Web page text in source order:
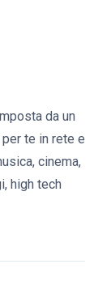
da un
te in rete e
cinema,
high tech